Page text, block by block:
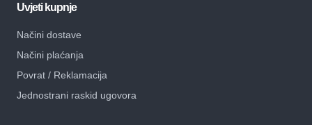
Uvjeti kupnje
Načini dostave
Načini plaćanja
Povrat / Reklamacija
Jednostrani raskid ugovora